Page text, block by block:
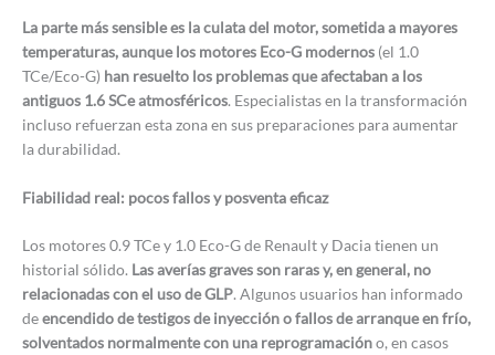
La parte más sensible es la culata del motor, sometida a mayores
temperaturas, aunque los motores Eco-G modernos (el 1.0
TCe/Eco-G) han resuelto los problemas que afectaban a los
antiguos 1.6 SCe atmosféricos. Especialistas en la transformación
incluso refuerzan esta zona en sus preparaciones para aumentar
la durabilidad.
Fiabilidad real: pocos fallos y posventa eficaz
Los motores 0.9 TCe y 1.0 Eco-G de Renault y Dacia tienen un
historial sólido. Las averías graves son raras y, en general, no
relacionadas con el uso de GLP. Algunos usuarios han informado
deencendido de testigos de inyección o fallos de arranque en frío,
solventados normalmente con una reprogramacióno, en casos